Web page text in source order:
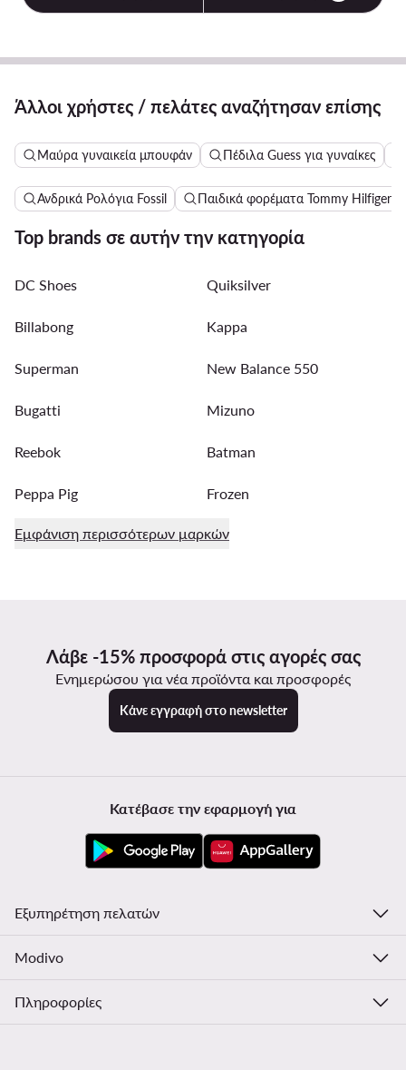
Άλλοι χρήστες / πελάτες αναζήτησαν επίσης
Μαύρα γυναικεία μπουφάν Πέδιλα Guess για γυναίκες
Ανδρικά Ρολόγια Fossil Παιδικά φορέματα Tommy Hilfiger
Top brands σε αυτήν την κατηγορία
DC Shoes Quiksilver
Billabong Kappa
Superman New Balance 550
Bugatti Mizuno
Reebok Batman
Peppa Pig Frozen
Εμφάνιση περισσότερων μαρκών
Λάβε -15% προσφορά στις αγορές σας
Ενημερώσου για νέα προϊόντα και προσφορές
Κάνε εγγραφή στο newsletter
Κατέβασε την εφαρμογή για
Εξυπηρέτηση πελατών
Modivo
Πληροφορίες